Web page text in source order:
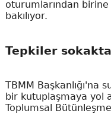
oturumlarından
bakılıyor.
Tepkiler
TBMM Başkanlığı'na
bir kutuplaşmaya yol
Toplumsal